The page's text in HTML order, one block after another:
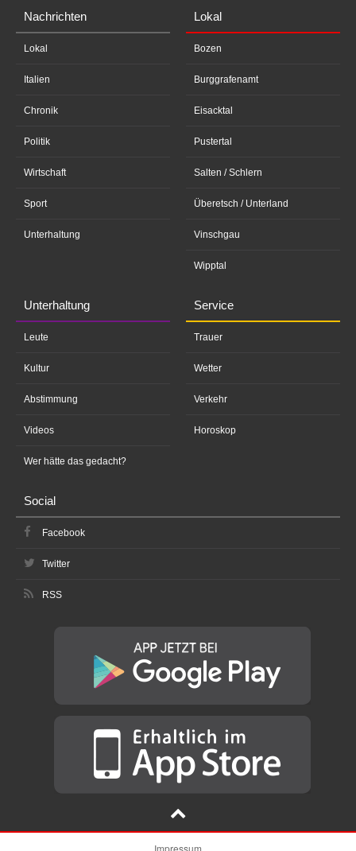
Nachrichten
Lokal
Italien
Chronik
Politik
Wirtschaft
Sport
Unterhaltung
Lokal
Bozen
Burggrafenamt
Eisacktal
Pustertal
Salten / Schlern
Überetsch / Unterland
Vinschgau
Wipptal
Unterhaltung
Leute
Kultur
Abstimmung
Videos
Wer hätte das gedacht?
Service
Trauer
Wetter
Verkehr
Horoskop
Social
Facebook
Twitter
RSS
Impressum